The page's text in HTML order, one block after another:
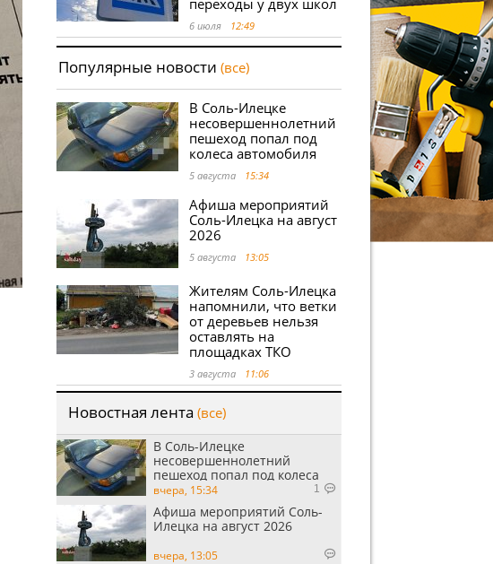
переходы у двух школ
6 июля 12:49
Популярные новости (все)
В Соль-Илецке
несовершеннолетний
пешеход попал под
колеса автомобиля
5 августа 15:34
Афиша мероприятий
Соль-Илецка на август
2026
5 августа 13:05
Жителям Соль-Илецка
напомнили, что ветки
от деревьев нельзя
оставлять на
площадках ТКО
3 августа 11:06
Новостная лента (все)
В Соль-Илецке
несовершеннолетний
пешеход попал под колеса
автомобиля
вчера, 15:34 1
Афиша мероприятий Соль-
Илецка на август 2026
вчера, 13:05